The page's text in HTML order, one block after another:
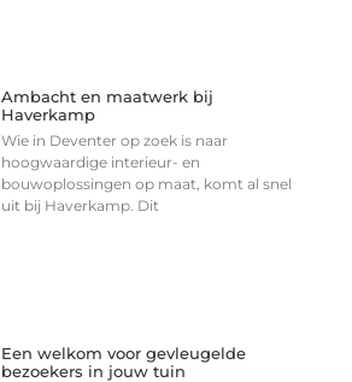
Ambacht en maatwerk bij
Haverkamp
Wie in Deventer op zoek is naar
hoogwaardige interieur- en
bouwoplossingen op maat, komt al snel
uit bij Haverkamp. Dit
Een welkom voor gevleugelde
bezoekers in jouw tuin